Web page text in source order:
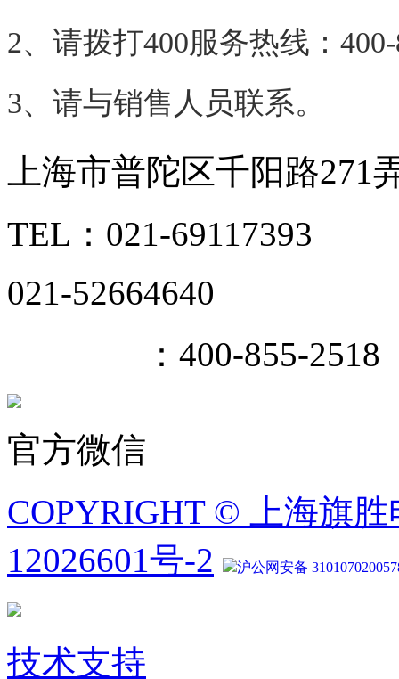
2、请拨打400服务热线：
3、请与销售人员联系。
上海市普陀区千阳路271
TEL：021-69117393
021-52664640
：400-855-2518
官方微信
COPYRIGHT © 上海旗
12026601号-2
沪公网安备
技术支持